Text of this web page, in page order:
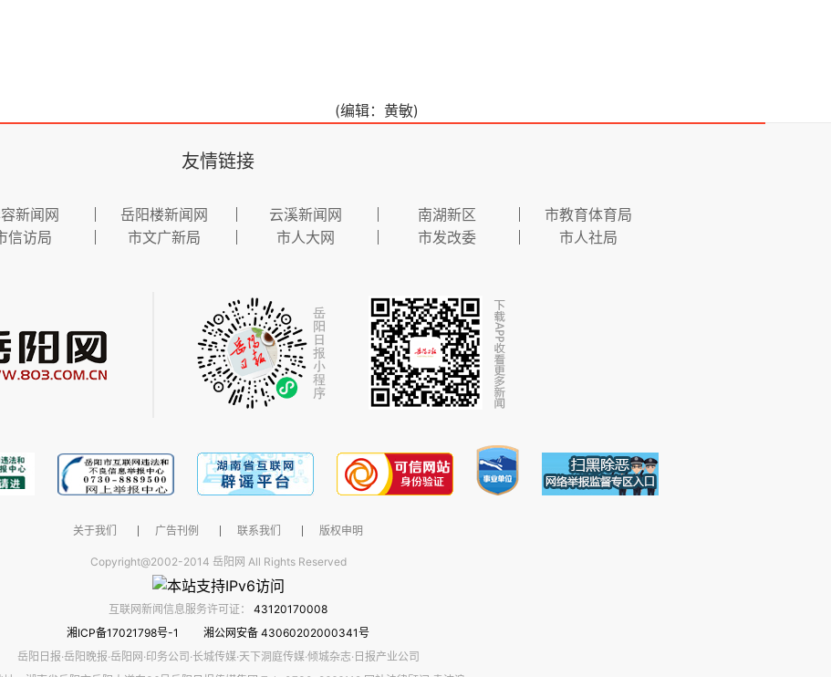
(编辑：黄敏)
友情链接
新闻网 岳阳楼新闻网 云溪新闻网 南湖新区
市教育体育局
信访局 市文广新局 市人大网 市发改委 市人社局
关于我们 广告刊例 联系我们 版权申明
Copyright@2002-2014 岳阳网 All Rights Reserved
互联网新闻信息服务许可证： 43120170008
湘ICP备17021798号-1
湘公网安备 43060202000341号
岳阳日报·岳阳晚报·岳阳网·印务公司·长城传媒·天下洞庭传媒·倾城杂志·日报产业公司